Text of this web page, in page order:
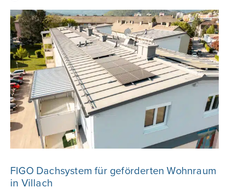
FIGO Dachsystem für geförderten Wohnraum
in Villach